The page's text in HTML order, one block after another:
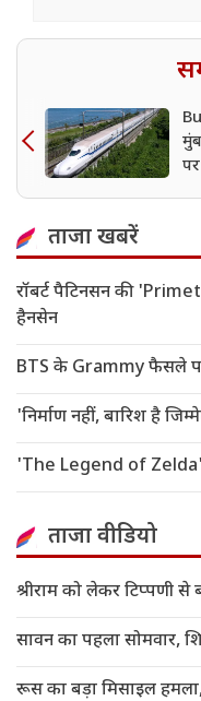
ताजा खबरें
रॉबर्ट पैटिनसन की
हैनसेन
BTS के Grammy फैसले
'निर्माण नहीं, बारिश है
'The Legend of Zelda'
ताजा वीडियो
श्रीराम को लेकर टिप्पणी से
सावन का पहला सोमवार,
रूस का बड़ा मिसाइल